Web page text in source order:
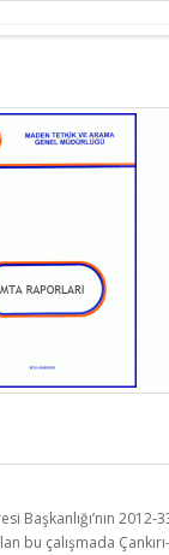
bu çalışmada